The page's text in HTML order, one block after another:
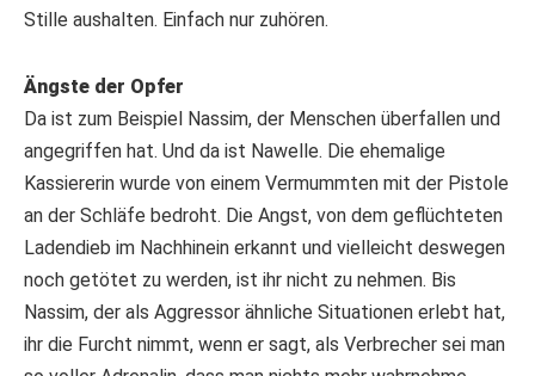
Stille aushalten. Einfach nur zuhören.
Ängste der Opfer
Da ist zum Beispiel Nassim, der Menschen überfallen und
angegriffen hat. Und da ist Nawelle. Die ehemalige
Kassiererin wurde von einem Vermummten mit der Pistole
an der Schläfe bedroht. Die Angst, von dem geflüchteten
Ladendieb im Nachhinein erkannt und vielleicht deswegen
noch getötet zu werden, ist ihr nicht zu nehmen. Bis
Nassim, der als Aggressor ähnliche Situationen erlebt hat,
ihr die Furcht nimmt, wenn er sagt, als Verbrecher sei man